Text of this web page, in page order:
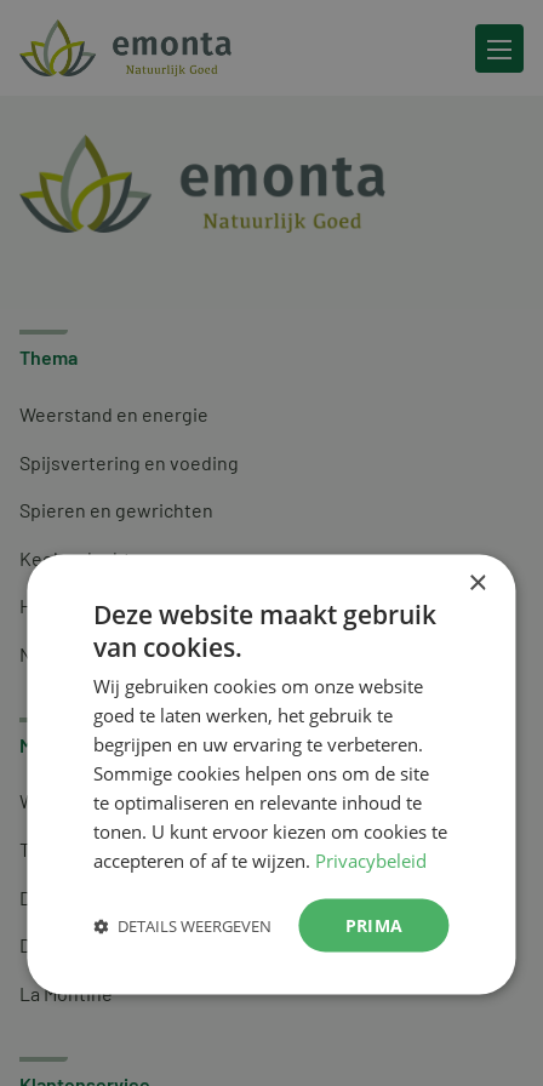
Ga naar de inhoud
Thema
Weerstand en energie
Spijsvertering en voeding
Spieren en gewrichten
Keel en luchtwegen
Huidverzorging
Nachtrust
Merken
Wapiti
Tai-Ginseng
Dermagíq
Draisma
La Montine
×
Deze website maakt gebruik
van cookies.
Wij gebruiken cookies om onze website
goed te laten werken, het gebruik te
begrijpen en uw ervaring te verbeteren.
Sommige cookies helpen ons om de site
te optimaliseren en relevante inhoud te
tonen. U kunt ervoor kiezen om cookies te
accepteren of af te wijzen. Privacybeleid
PRIMA
DETAILS WEERGEVEN